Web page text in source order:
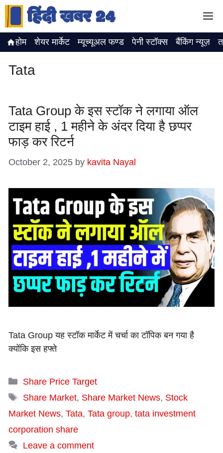
Skip
content
होम शेयर मार्केट म्यूच्यूअल फण्ड पेनी स्टॉक्स बैंकिंग न्यूज़
Tata
Tata Group के इस स्टॉक ने लगाया ऑल
टाइम हाई , 1 महीने के अंदर दिया है छप्पर
फाड़ कर रिटर्न
October 2, 2025 by kavita Nayal
Tata Group यह स्टॉक मार्केट में चर्चा का टॉपिक बन गया है
क्योंकि इस हफ्ते
Categories
Share Price Target
Tags
Share Market, Share Market News, Stock
Market News, Tata, Tata group, tata investment
corporation share
Leave a comment